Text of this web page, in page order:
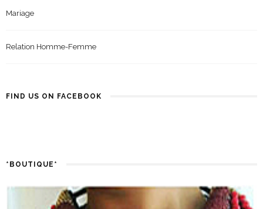
Mariage
Relation Homme-Femme
FIND US ON FACEBOOK
*BOUTIQUE*